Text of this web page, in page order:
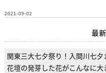
2021-09-02
最
関東三大七夕祭り！入間川七
花壇の発芽した花がこんなに